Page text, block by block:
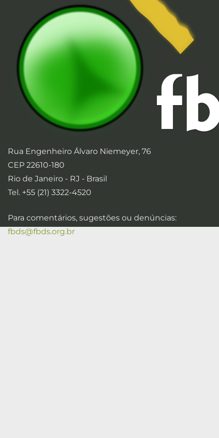
Rua Engenheiro Álvaro Niemeyer, 76
CEP 22610-180
Rio de Janeiro - RJ - Brasil
Tel. +55 (21) 3322-4520
Para comentários, sugestões ou denúncias:
fbds@fbds.org.br